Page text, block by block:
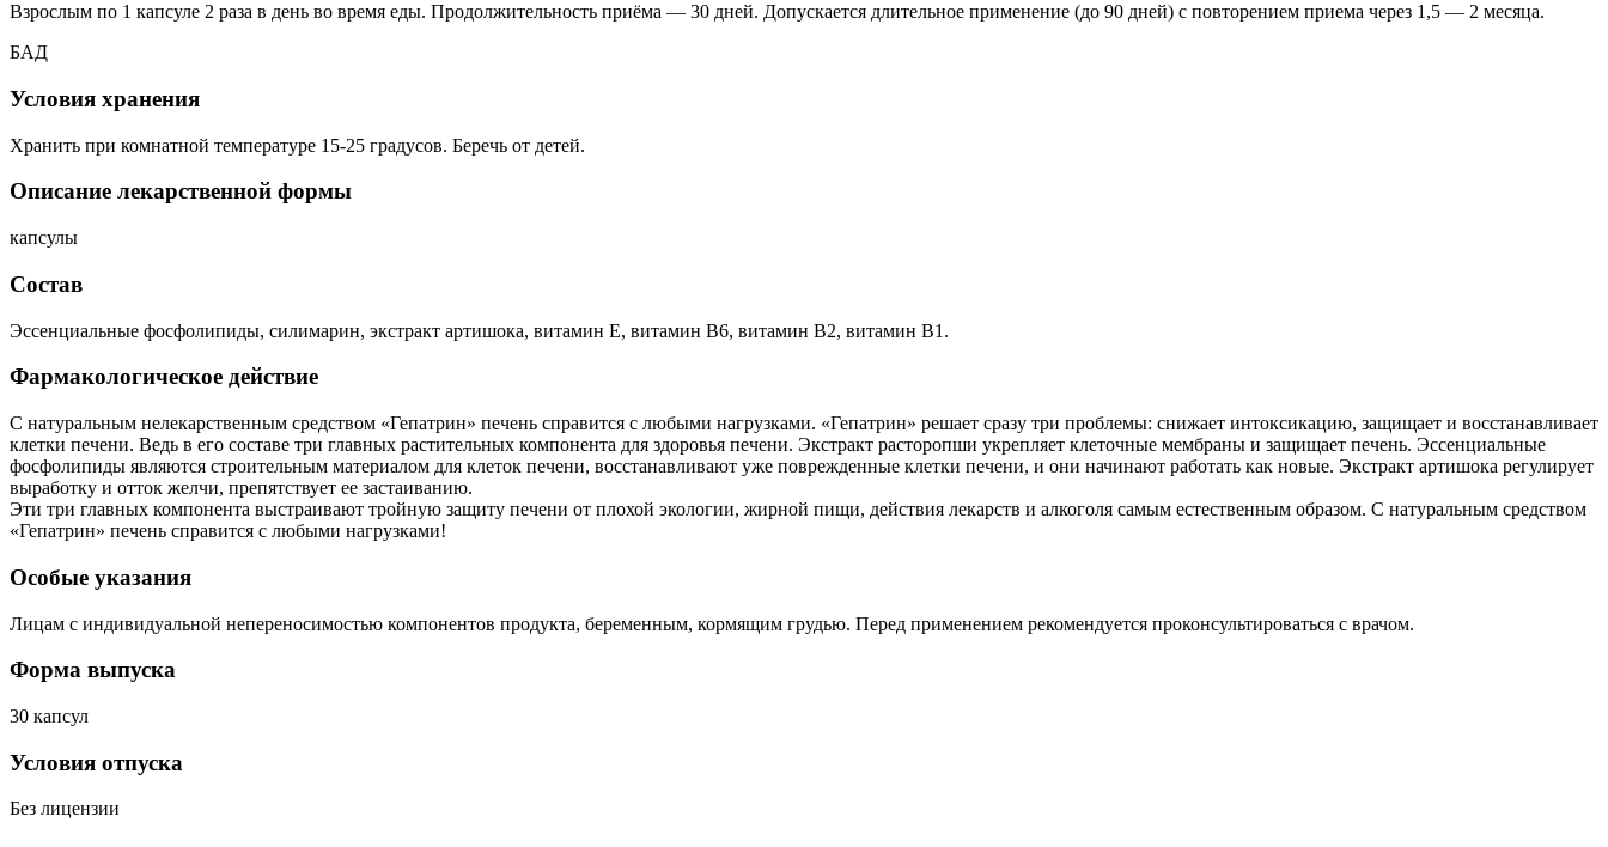
Взрослым по 1 капсуле 2 раза в день во время еды. Продолжительность приёма — 30 дней. Допускается длительное применение (до 90 дней) с повторением приема через 1,5 — 2 месяца.
БАД
Условия хранения
Хранить при комнатной температуре 15-25 градусов. Беречь от детей.
Описание лекарственной формы
капсулы
Состав
Эссенциальные фосфолипиды, силимарин, экстракт артишока, витамин Е, витамин В6, витамин В2, витамин В1.
Фармакологическое действие
С натуральным нелекарственным средством «Гепатрин» печень справится с любыми нагрузками. «Гепатрин» решает сразу три проблемы: снижает интоксикацию, защищает и восстанавливает
клетки печени. Ведь в его составе три главных растительных компонента для здоровья печени. Экстракт расторопши укрепляет клеточные мембраны и защищает печень. Эссенциальные
фосфолипиды являются строительным материалом для клеток печени, восстанавливают уже поврежденные клетки печени, и они начинают работать как новые. Экстракт артишока регулирует
выработку и отток желчи, препятствует ее застаиванию.
Эти три главных компонента выстраивают тройную защиту печени от плохой экологии, жирной пищи, действия лекарств и алкоголя самым естественным образом. С натуральным средством
«Гепатрин» печень справится с любыми нагрузками!
Особые указания
Лицам с индивидуальной непереносимостью компонентов продукта, беременным, кормящим грудью. Перед применением рекомендуется проконсультироваться с врачом.
Форма выпуска
30 капсул
Условия отпуска
Без лицензии